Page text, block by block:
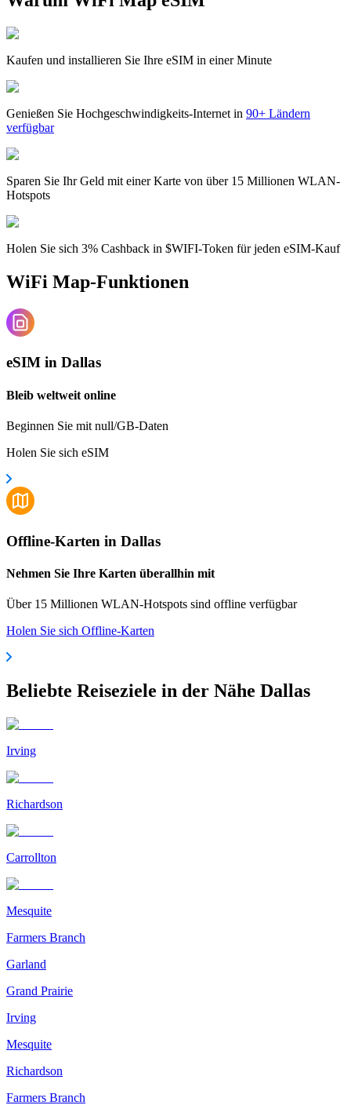
Kaufen und installieren Sie Ihre eSIM in einer Minute
Genießen Sie Hochgeschwindigkeits-Internet in 90+ Ländern
verfügbar
Sparen Sie Ihr Geld mit einer Karte von über 15 Millionen WLAN-
Hotspots
Holen Sie sich 3% Cashback in $WIFI-Token für jeden eSIM-Kauf
WiFi Map-Funktionen
eSIM in Dallas
Bleib weltweit online
Beginnen Sie mit null/GB-Daten
Holen Sie sich eSIM
Offline-Karten in Dallas
Nehmen Sie Ihre Karten überallhin mit
Über 15 Millionen WLAN-Hotspots sind offline verfügbar
Holen Sie sich Offline-Karten
Beliebte Reiseziele in der Nähe Dallas
Irving
Richardson
Carrollton
Mesquite
Farmers Branch
Garland
Grand Prairie
Irving
Mesquite
Richardson
Farmers Branch